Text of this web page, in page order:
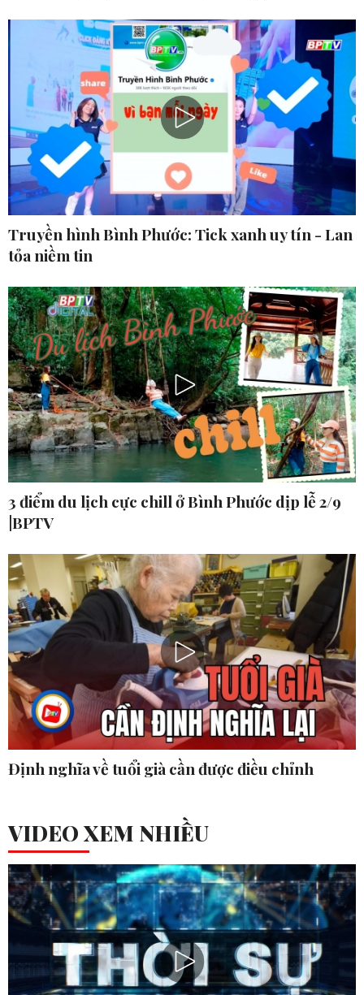
Truyền hình Bình Phước: Tick xanh uy tín - Lan
tỏa niềm tin
3 điểm du lịch cực chill ở Bình Phước dịp lễ 2/9
|BPTV
Định nghĩa về tuổi già cần được điều chỉnh
VIDEO XEM NHIỀU